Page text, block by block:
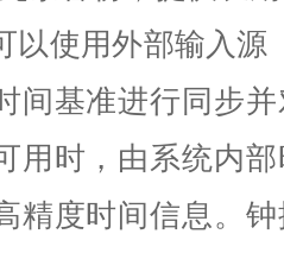
以使用外部输入源
间基准进行同步
用时，由系统内
精度时间信息。